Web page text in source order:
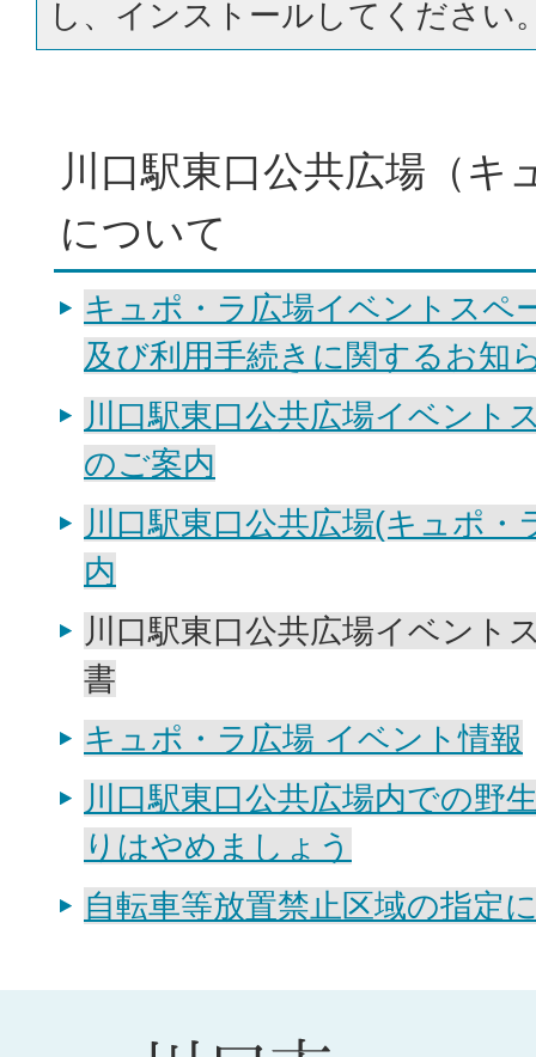
し、インストールしてください
川口駅東口公共広場（キ
について
キュポ・ラ広場イベントスペ
及び利用手続きに関するお知
川口駅東口公共広場イベント
のご案内
川口駅東口公共広場(キュポ・
内
川口駅東口公共広場イベント
書
キュポ・ラ広場 イベント情報
川口駅東口公共広場内での野
りはやめましょう
自転車等放置禁止区域の指定